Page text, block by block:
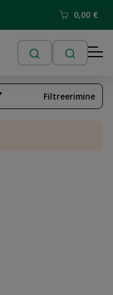
0,00 €
Filtreerimine